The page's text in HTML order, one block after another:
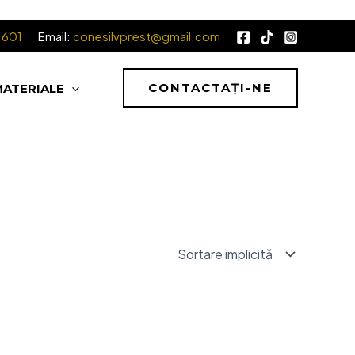
Email: conesilvprest@gmail.com
CONTACTAȚI-NE